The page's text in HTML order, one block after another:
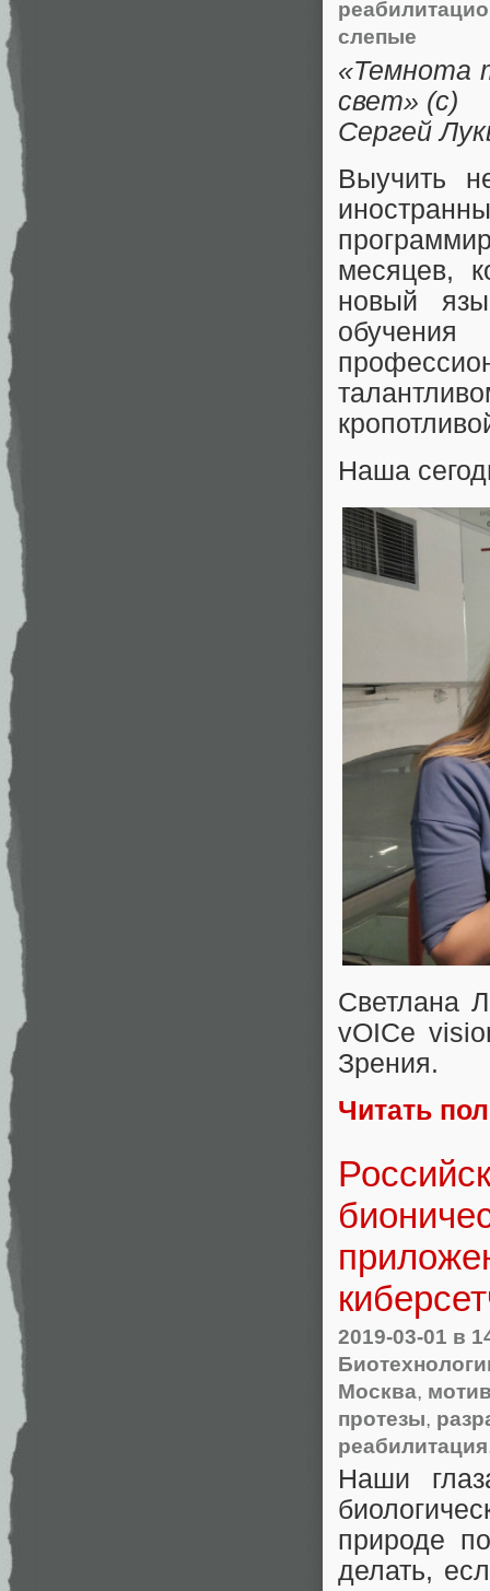
слепые
«Темнота
свет» (с)
Сергей
Выучить
месяцев,
новый
Наша
Светлана
vOICe
Зрения.
Читать
2019-03-01 в
Москва,
протезы,
реабилитация
Наши
природе
делать,